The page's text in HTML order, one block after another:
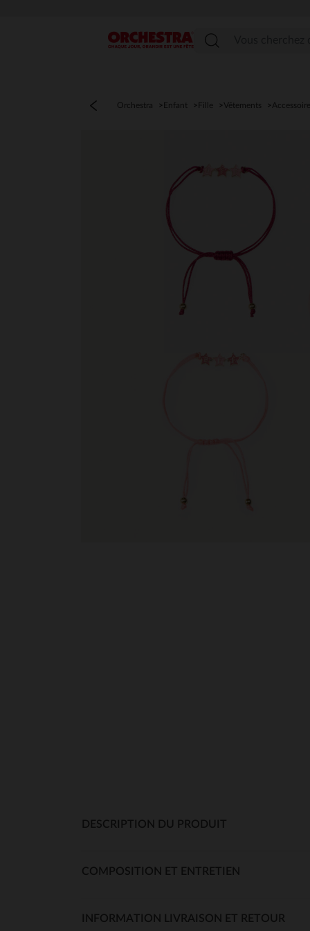
Menu
Orchestra Enfant Fille Vêtements
DESCRIPTION DU PRODUIT
COMPOSITION ET ENTRETIEN
INFORMATION LIVRAISON ET RETOUR